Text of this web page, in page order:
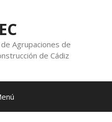
Agrupaciones de
de Cádiz